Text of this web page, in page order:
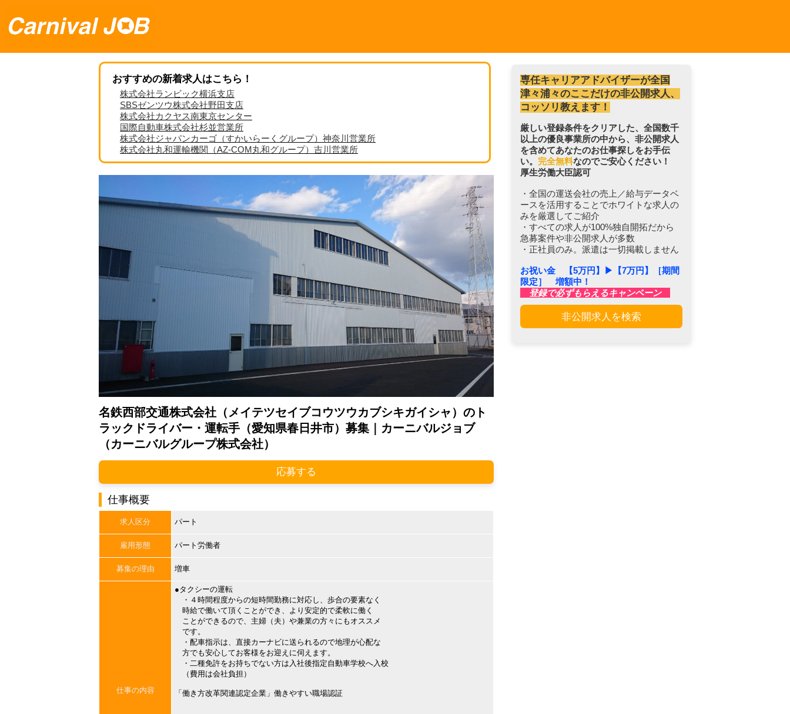
おすすめの新着求人はこちら！
株式会社ランビック横浜支店
SBSゼンツウ株式会社野田支店
株式会社カクヤス南東京センター
国際自動車株式会社杉並営業所
株式会社ジャパンカーゴ（すかいらーくグループ）神奈川営業所
株式会社丸和運輸機関（AZ-COM丸和グループ）吉川営業所
名鉄西部交通株式会社（メイテツセイブコウツウカブシキガイシャ）のト
ラックドライバー・運転手（愛知県春日井市）募集｜カーニバルジョブ
（カーニバルグループ株式会社）
応募する
仕事概要
求人区分 パート
雇用形態 パート労働者
募集の理由 増車
仕事の内容
●タクシーの運転
・４時間程度からの短時間勤務に対応し、歩合の要素なく
時給で働いて頂くことができ、より安定的で柔軟に働く
ことができるので、主婦（夫）や兼業の方々にもオススメ
です。
・配車指示は、直接カーナビに送られるので地理が心配な
方でも安心してお客様をお迎えに伺えます。
・二種免許をお持ちでない方は入社後指定自動車学校へ入校
（費用は会社負担）
「働き方改革関連認定企業」働きやすい職場認証
専任キャリアアドバイザーが全国
津々浦々のここだけの非公開求人、
コッソリ教えます！
厳しい登録条件をクリアした、全国数千
以上の優良事業所の中から、非公開求人
を含めてあなたのお仕事探しをお手伝
い。 完全無料なのでご安心ください！
厚生労働大臣認可
・全国の運送会社の売上／給与データベ
ースを活用することでホワイトな求人の
みを厳選してご紹介
・すべての求人が100%独自開拓だから
急募案件や非公開求人が多数
・正社員のみ。派遣は一切掲載しません
お祝い金 【5万円】▶︎【7万円】［期間
限定］ 増額中！
登録で必ずもらえるキャンペーン
非公開求人を検索